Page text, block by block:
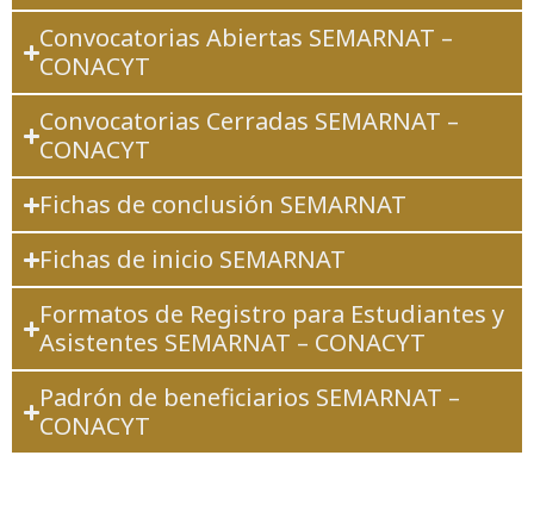
Convocatorias Abiertas SEMARNAT –
CONACYT
Convocatorias Cerradas SEMARNAT –
CONACYT
Fichas de conclusión SEMARNAT
Fichas de inicio SEMARNAT
Formatos de Registro para Estudiantes y
Asistentes SEMARNAT – CONACYT
Padrón de beneficiarios SEMARNAT –
CONACYT